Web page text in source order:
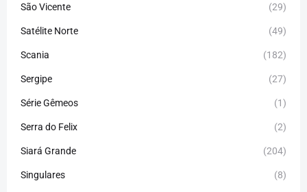
São Vicente (29)
Satélite Norte (49)
Scania (182)
Sergipe (27)
Série Gêmeos (1)
Serra do Felix (2)
Siará Grande (204)
Singulares (8)